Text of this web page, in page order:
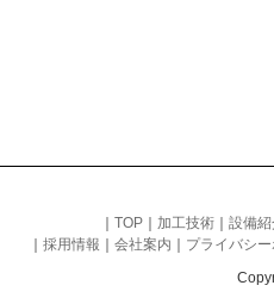
TOP 加工技術
設備
採用情報 会社案内
プライバシ